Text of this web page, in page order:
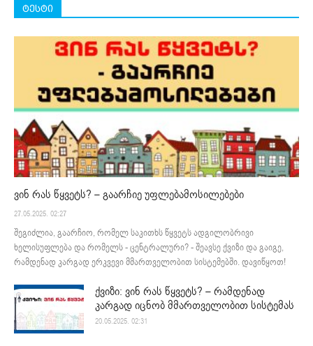
ტესტი
ვინ რას წყვეტს? – გაარჩიე უფლებამოსილებები
27.05.2025. 02:27
შეგიძლია, გაარჩიო, რომელ საკითხს წყვეტს ადგილობრივი
ხელისუფლება და რომელს - ცენტრალური? - შეავსე ქვიზი და გაიგე,
რამდენად კარგად ერკვევი მმართველობით სისტემებში. დავიწყოთ!
ქვიზი: ვინ რას წყვეტს? – რამდენად
კარგად იცნობ მმართველობით სისტემას
20.05.2025. 02:31